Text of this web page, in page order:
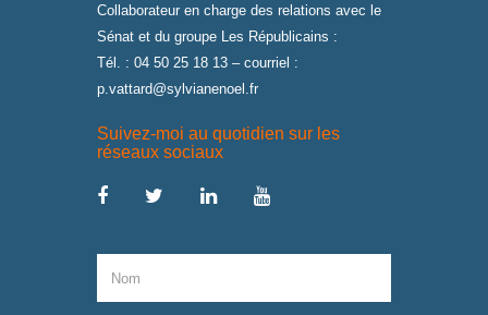
Collaborateur en charge des relations avec le
Sénat et du groupe Les Républicains :
Tél. : 04 50 25 18 13 – courriel :
p.vattard@sylvianenoel.fr
Suivez-moi au quotidien sur les
réseaux sociaux